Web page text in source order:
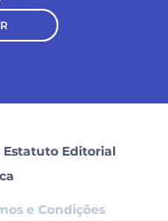
Estatuto Editorial
e Condições